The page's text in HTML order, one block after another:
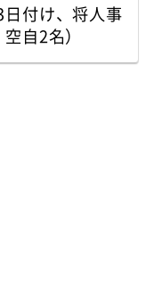
付け、将人事
自2名）